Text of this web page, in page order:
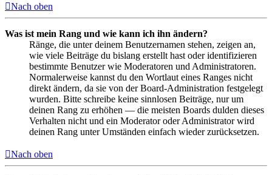
Nach oben
Was ist mein Rang und wie kann ich ihn ändern?
Ränge, die unter deinem Benutzernamen stehen, zeigen an,
wie viele Beiträge du bislang erstellt hast oder identifizieren
bestimmte Benutzer wie Moderatoren und Administratoren.
Normalerweise kannst du den Wortlaut eines Ranges nicht
direkt ändern, da sie von der Board-Administration festgelegt
wurden. Bitte schreibe keine sinnlosen Beiträge, nur um
deinen Rang zu erhöhen — die meisten Boards dulden dieses
Verhalten nicht und ein Moderator oder Administrator wird
deinen Rang unter Umständen einfach wieder zurücksetzen.
Nach oben